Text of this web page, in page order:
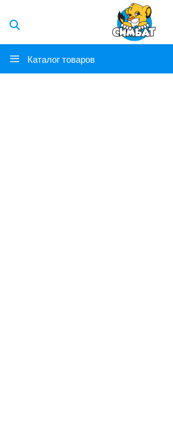
Каталог товаров